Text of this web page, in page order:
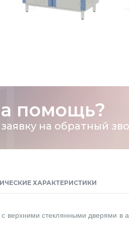
помощь?
на обратный
ХАРАКТЕРИСТИКИ
верхними стеклянными дверями в